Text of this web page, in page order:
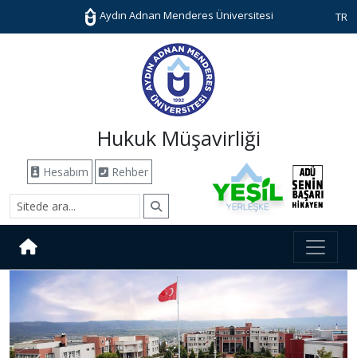
Aydın Adnan Menderes Üniversitesi TR
Hukuk Müşavirliği
Hesabım Rehber